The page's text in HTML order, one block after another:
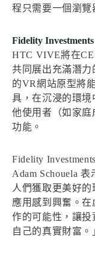
程只需要一個瀏覽
Fidelity Investments
HTC VIVE將在
共同展出充滿潛力
的VR網站原型將
具，在沉浸的環
他使用者（如家
功能。
Fidelity
Adam Schouela
人們獲取更美好
應用感到興奮。
作的可能性，讓
自己的真實財富。